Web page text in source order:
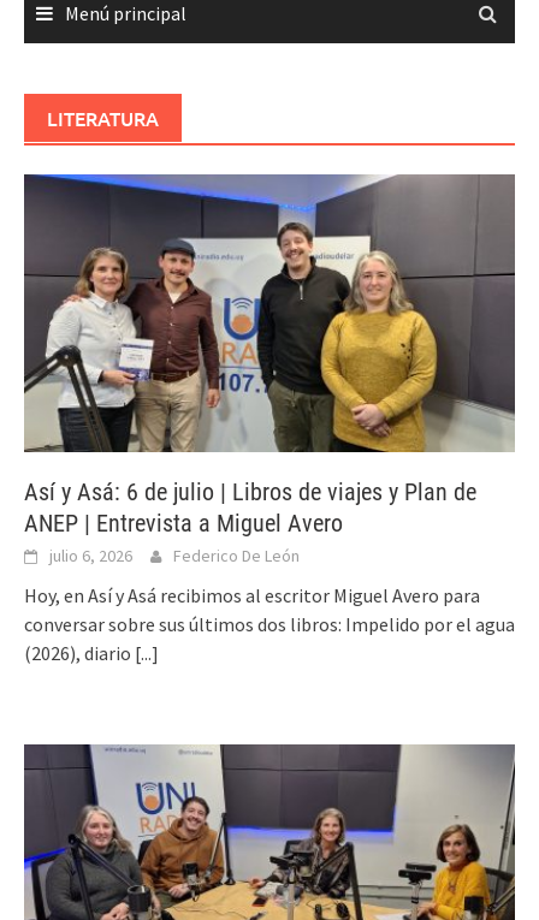
Menú principal
LITERATURA
Así y Asá: 6 de julio | Libros de viajes y Plan de
ANEP | Entrevista a Miguel Avero
julio 6, 2026 Federico De León
Hoy, en Así y Asá recibimos al escritor Miguel Avero para
conversar sobre sus últimos dos libros: Impelido por el agua
(2026), diario [...]